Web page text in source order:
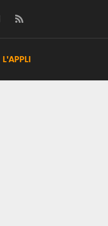
L'APPLI